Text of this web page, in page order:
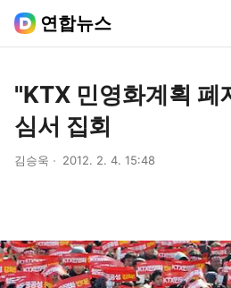
연합뉴스
"KTX 민영화계획 폐
심서 집회
김승욱 2012. 2. 4. 15:48